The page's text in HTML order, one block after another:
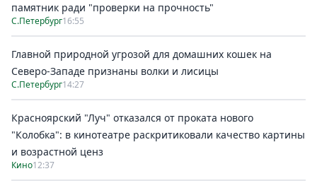
памятник ради "проверки на прочность"
С.Петербург16:55
Главной природной угрозой для домашних кошек на
Северо-Западе признаны волки и лисицы
С.Петербург14:27
Красноярский "Луч" отказался от проката нового
"Колобка": в кинотеатре раскритиковали качество картины
и возрастной ценз
Кино12:37